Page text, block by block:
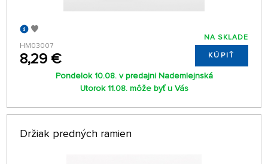
HM03007
8,29 €
NA SKLADE
KÚPIŤ
Pondelok 10.08. v predajni Nademlejnská
Utorok 11.08. môže byť u Vás
Držiak predných ramien